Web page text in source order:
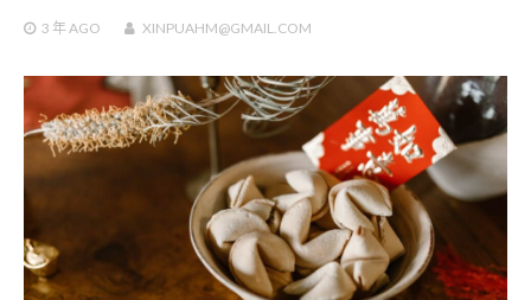
3 年 AGO XINPUAHM@GMAIL.COM